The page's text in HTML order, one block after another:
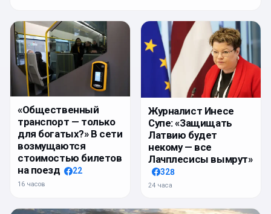
«Общественный
транспорт — только
для богатых?» В сети
возмущаются
стоимостью билетов
на поезд
22
16 часов
Журналист Инесе
Супе: «Защищать
Латвию будет
некому — все
Лачплесисы вымрут»
328
24 часа